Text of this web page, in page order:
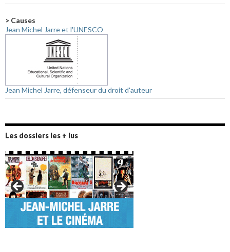
> Causes
Jean Michel Jarre et l'UNESCO
Jean Michel Jarre, défenseur du droit d'auteur
Les dossiers les + lus